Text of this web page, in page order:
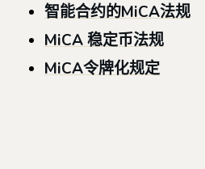
智能合约的MiCA法规
MiCA 稳定币法规
MiCA令牌化规定